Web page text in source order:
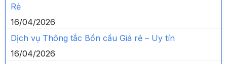
Rẻ
16/04/2026
Dịch vụ Thông tắc Bồn cầu Giá rẻ – Uy tín
16/04/2026